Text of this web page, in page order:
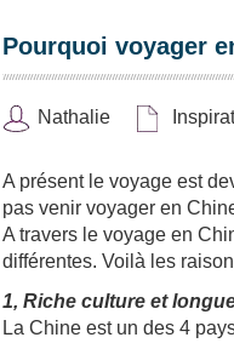
Pourquoi voyager
Nathalie
A présent le voyage est
pas venir voyager en
A travers le voyage en
différentes. Voilà les
1, Riche culture et
La Chine est un des 4